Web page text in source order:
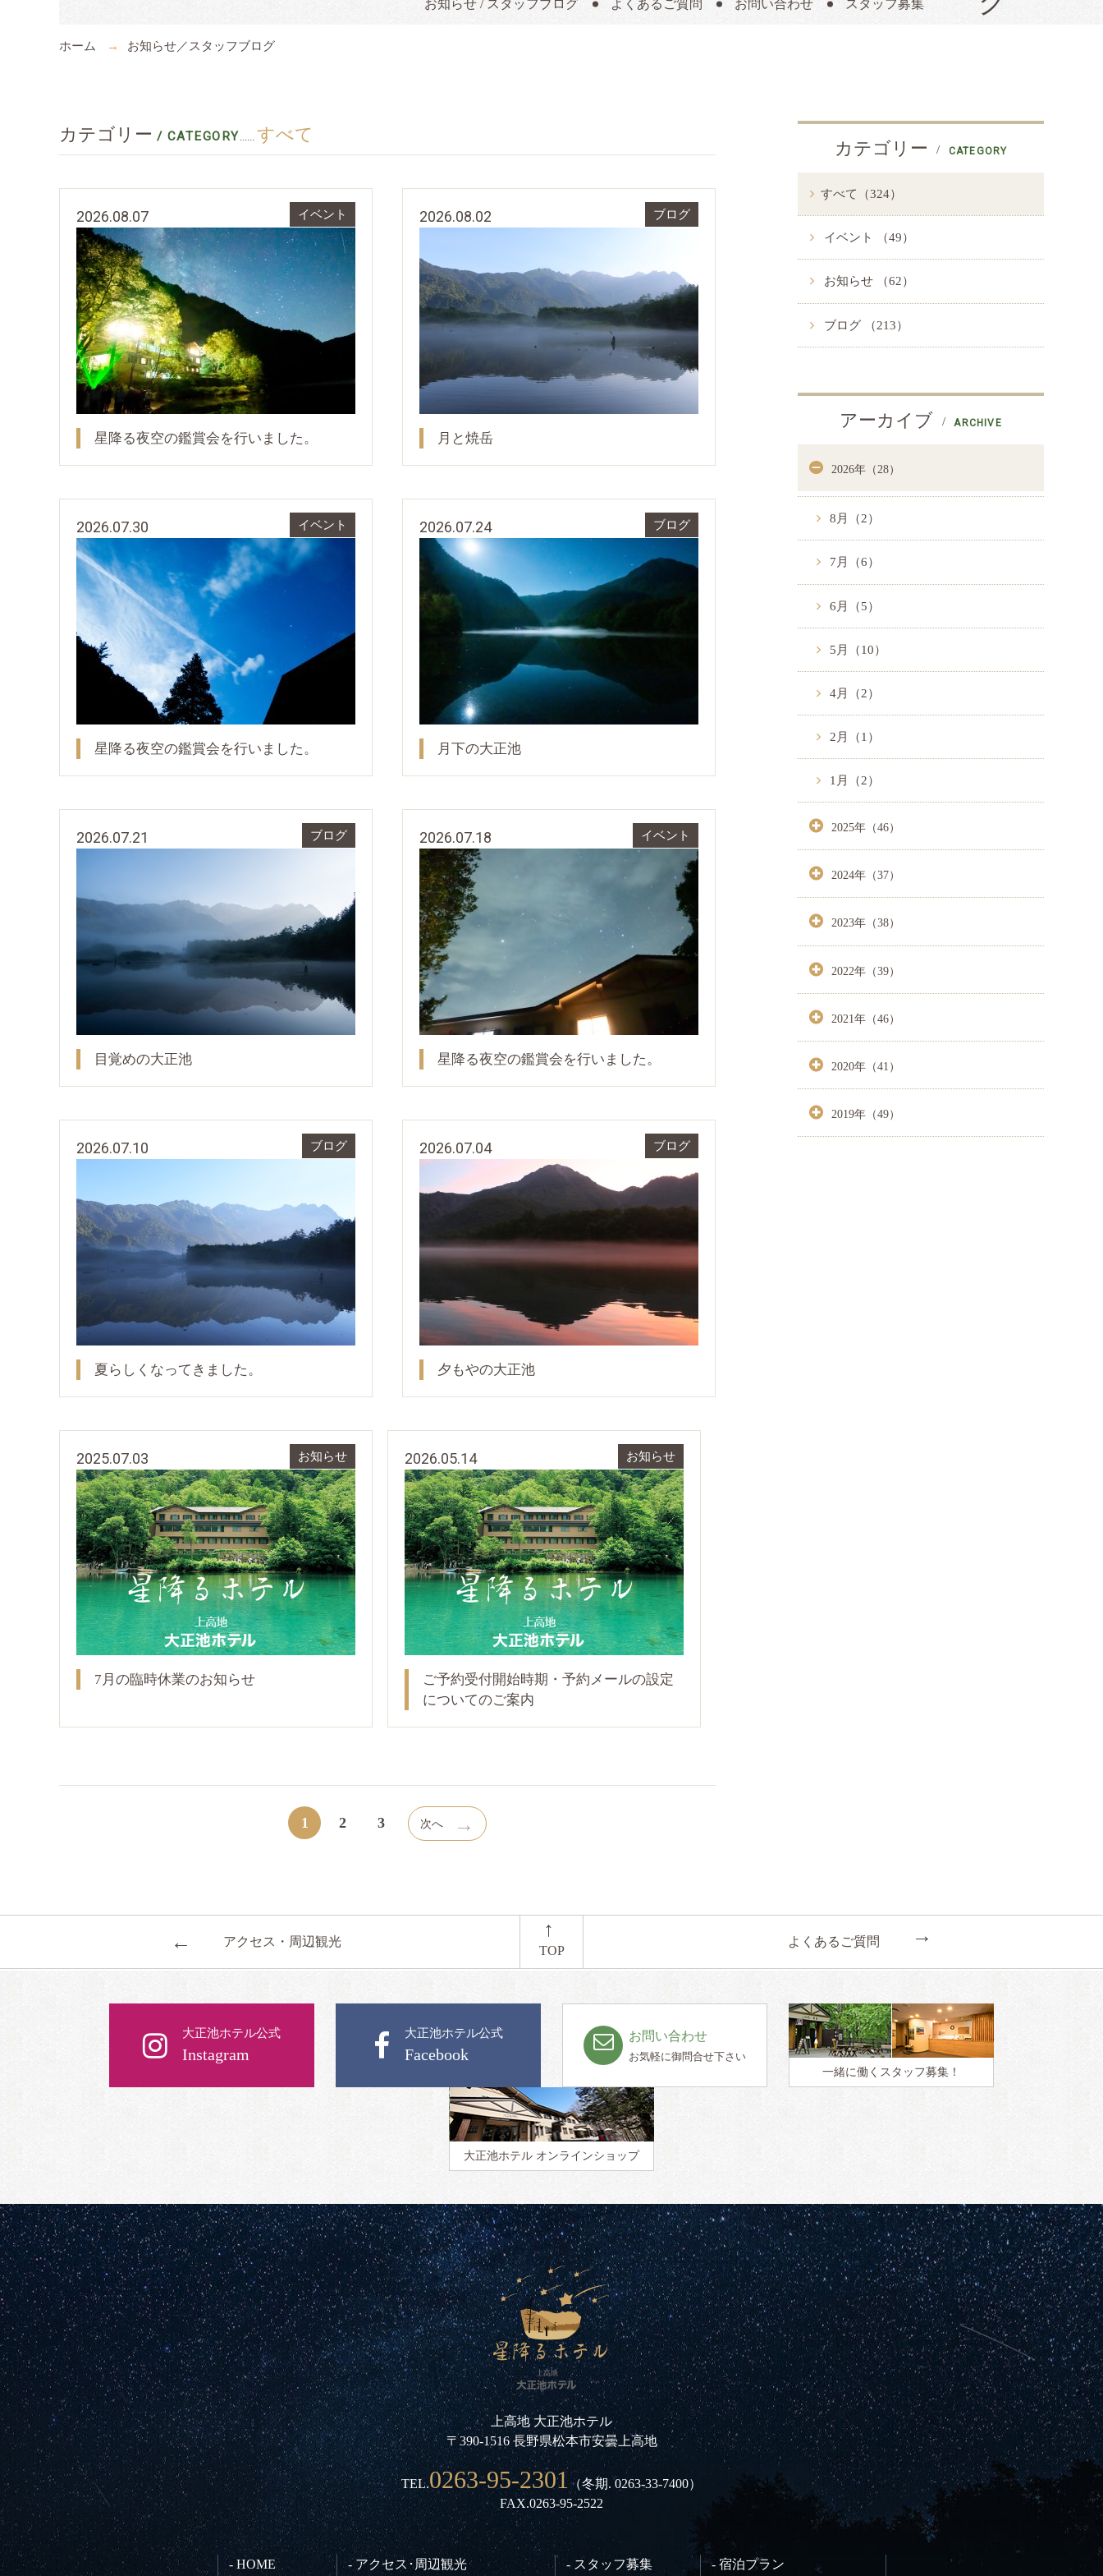
お知らせ / スタッフブログ よくあるご質問 お問い合わせ スタッフ募集
ホーム お知らせ／スタッフブログ
カテゴリー / CATEGORY...... すべて
2026.08.07 イベント
星降る夜空の鑑賞会を行いました。
2026.08.02 ブログ
月と焼岳
2026.07.30 イベント
星降る夜空の鑑賞会を行いました。
2026.07.24 ブログ
月下の大正池
2026.07.21 ブログ
目覚めの大正池
2026.07.18 イベント
星降る夜空の鑑賞会を行いました。
2026.07.10 ブログ
夏らしくなってきました。
2026.07.04 ブログ
夕もやの大正池
2025.07.03 お知らせ
7月の臨時休業のお知らせ
2026.05.14 お知らせ
ご予約受付開始時期・予約メールの設定
についてのご案内
1 2 3 次へ →
カテゴリー CATEGORY
すべて（324）
イベント （49）
お知らせ （62）
ブログ （213）
アーカイブ ARCHIVE
2026年（28）
8月（2）
7月（6）
6月（5）
5月（10）
4月（2）
2月（1）
1月（2）
2025年（46）
2024年（37）
2023年（38）
2022年（39）
2021年（46）
2020年（41）
2019年（49）
← アクセス・周辺観光
←
TOP
よくあるご質問 ←
大正池ホテル公式
Instagram
大正池ホテル公式
Facebook
お問い合わせ
お気軽に御問合せ下さい
一緒に働く スタッフ募集！
大正池ホテル オンラインショップ
上高地 大正池ホテル
〒390-1516 長野県松本市安曇上高地
TEL.0263-95-2301（冬期.0263-33-7400）
FAX.0263-95-2522
- HOME - アクセス･周辺観光 - スタッフ募集 - 宿泊プラン